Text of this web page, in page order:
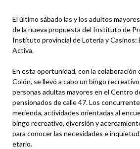
El último sábado las y los adultos
de la nueva propuesta del Instituto de
Instituto provincial de Lotería y Casinos:
Activa.
En esta oportunidad, con la colaboración
Colón, se llevó a cabo un bingo
personas adultas mayores en el Centro
pensionados de calle 47. Los
merienda, actividades orientadas al
bingo recreativo, diversión y
para conocer las necesidades e
etario.